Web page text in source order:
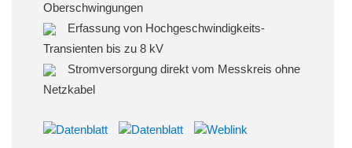
Oberschwingungen
Erfassung von Hochgeschwindigkeits-
Transienten bis zu 8 kV
Stromversorgung direkt vom Messkreis ohne
Netzkabel